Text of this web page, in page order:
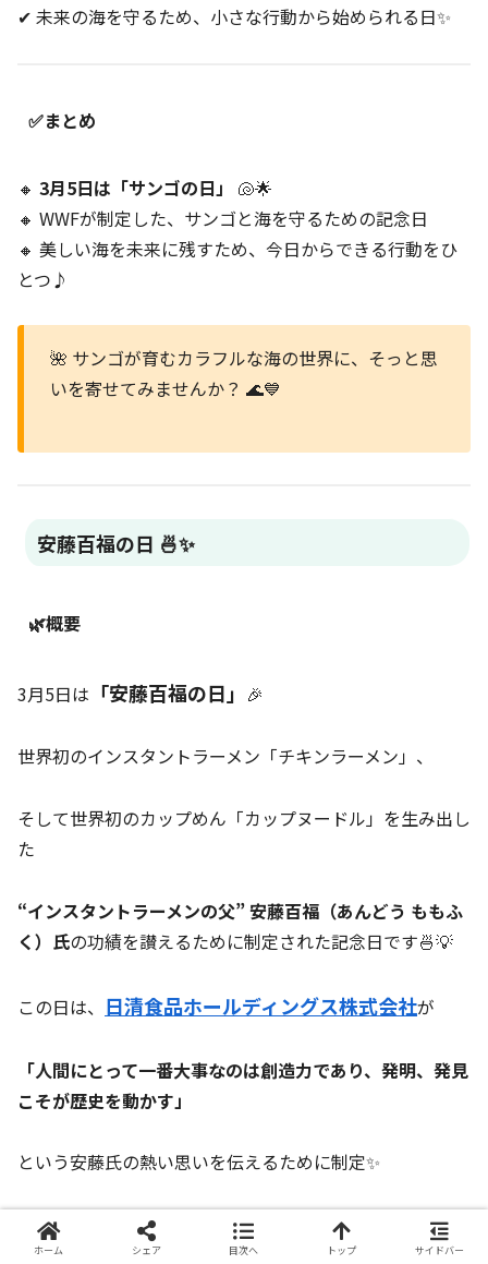
✔ 未来の海を守るため、小さな行動から始められる日✨
✅まとめ
🔸 3月5日は「サンゴの日」
🐚🌟
🔸 WWFが制定した、サンゴと海を守るための記念日
🔸 美しい海を未来に残すため、今日からできる行動をひ
とつ♪
🌺 サンゴが育むカラフルな海の世界に、そっと思
いを寄せてみませんか？ 🌊💙
安藤百福の日 🍜✨
🌿概要
3月5日は 「安藤百福の日」 🎉
世界初のインスタントラーメン「チキンラーメン」、
そして世界初のカップめん「カップヌードル」を生み出し
た
“インスタントラーメンの父” 安藤百福（あんどう ももふ
く）氏の功績を讃えるために制定された記念日です🍜💡
この日は、 日清食品ホールディングス株式会社が
「人間にとって一番大事なのは創造力であり、発明、発見
こそが歴史を動かす」
という安藤氏の熱い思いを伝えるために制定✨
日付は 1910年3月5日 の氏の誕生日に由来します🎂
ホーム シェア 目次へ トップ サイドバー